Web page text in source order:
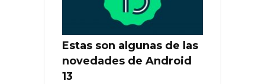
Estas son algunas de las
novedades de Android
13